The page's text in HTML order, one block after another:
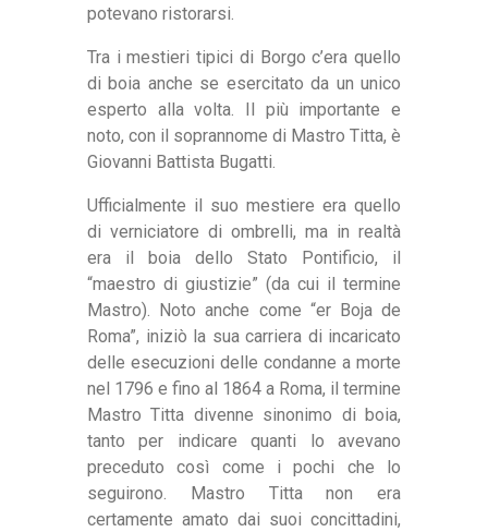
potevano ristorarsi.
Tra i mestieri tipici di Borgo c’era quello
di boia anche se esercitato da un unico
esperto alla volta. Il più importante e
noto, con il soprannome di Mastro Titta, è
Giovanni Battista Bugatti.
Ufficialmente il suo mestiere era quello
di verniciatore di ombrelli, ma in realtà
era il boia dello Stato Pontificio, il
“maestro di giustizie” (da cui il termine
Mastro). Noto anche come “er Boja de
Roma”, iniziò la sua carriera di incaricato
delle esecuzioni delle condanne a morte
nel 1796 e fino al 1864 a Roma, il termine
Mastro Titta divenne sinonimo di boia,
tanto per indicare quanti lo avevano
preceduto così come i pochi che lo
seguirono. Mastro Titta non era
certamente amato dai suoi concittadini,